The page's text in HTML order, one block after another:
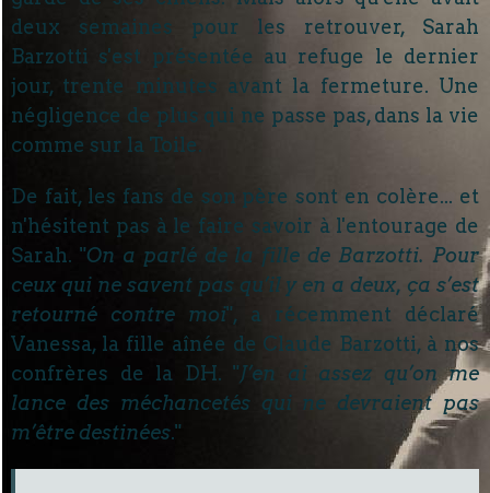
deux semaines pour les retrouver, Sarah
Barzotti s'est présentée au refuge le dernier
jour, trente minutes avant la fermeture. Une
négligence de plus qui ne passe pas, dans la vie
comme sur la Toile.
De fait, les fans de son père sont en colère... et
n'hésitent pas à le faire savoir à l'entourage de
Sarah. "On a parlé de la fille de Barzotti. Pour
ceux qui ne savent pas qu’il y en a deux, ça s’est
retourné contre moi", a récemment déclaré
Vanessa, la fille aînée de Claude Barzotti, à nos
confrères de la DH. "J’en ai assez qu’on me
lance des méchancetés qui ne devraient pas
m’être destinées."